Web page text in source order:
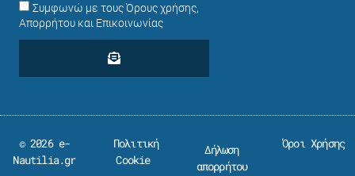
Συμφωνώ με τους Όρους χρήσης,
Απορρήτου και Επικοινωνίας
© 2026 e-
Nautilia.gr
Πολιτική
Cookie
Δήλωση
απορρήτου
Όροι Χρήσης